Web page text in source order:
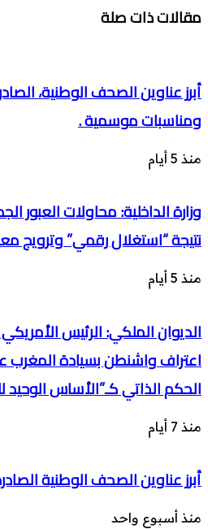
مقالات ذات صلة
أبرز عناوين الصحف الوطنية،
ومناسبات موسمية .
منذ 5 أيام
وزارة الداخلية: محاولات العبور
نتيجة “استغلال رقمي” وترويج
منذ 5 أيام
الديوان الملكي: الرئيس
اعتراف واشنطن بسيادة المغرب
الحكم الذاتي كـ”الأساس الوحيد
منذ 7 أيام
أبرز عناوين الصحف الوطنية
منذ أسبوع واحد